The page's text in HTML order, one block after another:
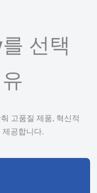
선택
고품질 제품, 혁신적
제공합니다.